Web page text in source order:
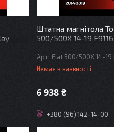
Штатна магнітола
500/500X 14-19 F9116
Fiat 500/500X 14-19
Немає в наявності
6 938 ₴
+380 (96) 142-14-00